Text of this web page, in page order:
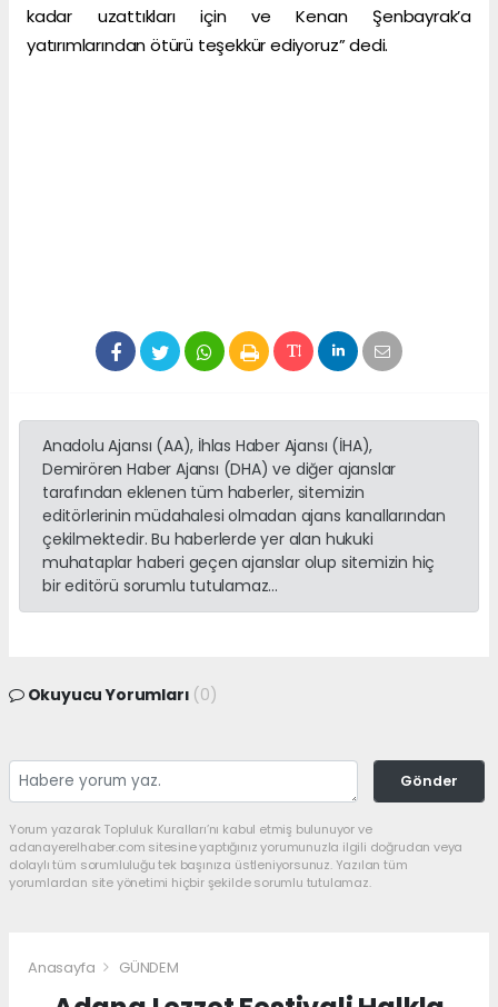
kadar uzattıkları için ve Kenan Şenbayrak’a
yatırımlarından ötürü teşekkür ediyoruz” dedi.
Anadolu Ajansı (AA), İhlas Haber Ajansı (İHA),
Demirören Haber Ajansı (DHA) ve diğer ajanslar
tarafından eklenen tüm haberler, sitemizin
editörlerinin müdahalesi olmadan ajans kanallarından
çekilmektedir. Bu haberlerde yer alan hukuki
muhataplar haberi geçen ajanslar olup sitemizin hiç
bir editörü sorumlu tutulamaz...
Okuyucu Yorumları (0)
Gönder
Yorum yazarak Topluluk Kuralları’nı kabul etmiş bulunuyor ve
adanayerelhaber.com sitesine yaptığınız yorumunuzla ilgili doğrudan veya
dolaylı tüm sorumluluğu tek başınıza üstleniyorsunuz. Yazılan tüm
yorumlardan site yönetimi hiçbir şekilde sorumlu tutulamaz.
Anasayfa GÜNDEM